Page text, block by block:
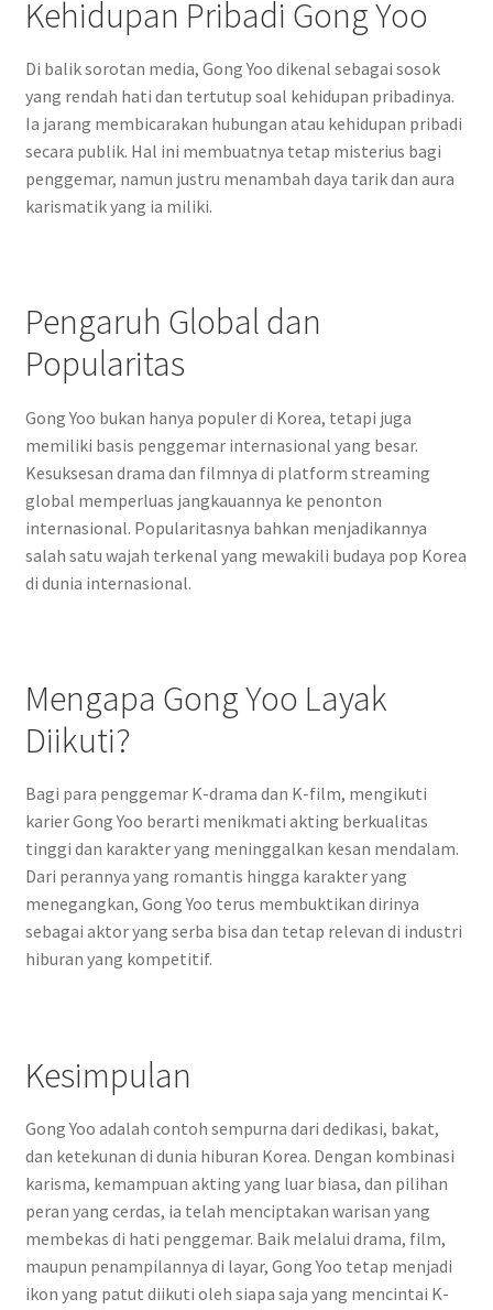
Kehidupan Pribadi Gong Yoo
Di balik sorotan media, Gong Yoo dikenal sebagai sosok
yang rendah hati dan tertutup soal kehidupan pribadinya.
Ia jarang membicarakan hubungan atau kehidupan pribadi
secara publik. Hal ini membuatnya tetap misterius bagi
penggemar, namun justru menambah daya tarik dan aura
karismatik yang ia miliki.
Pengaruh Global dan
Popularitas
Gong Yoo bukan hanya populer di Korea, tetapi juga
memiliki basis penggemar internasional yang besar.
Kesuksesan drama dan filmnya di platform streaming
global memperluas jangkauannya ke penonton
internasional. Popularitasnya bahkan menjadikannya
salah satu wajah terkenal yang mewakili budaya pop Korea
di dunia internasional.
Mengapa Gong Yoo Layak
Diikuti?
Bagi para penggemar K-drama dan K-film, mengikuti
karier Gong Yoo berarti menikmati akting berkualitas
tinggi dan karakter yang meninggalkan kesan mendalam.
Dari perannya yang romantis hingga karakter yang
menegangkan, Gong Yoo terus membuktikan dirinya
sebagai aktor yang serba bisa dan tetap relevan di industri
hiburan yang kompetitif.
Kesimpulan
Gong Yoo adalah contoh sempurna dari dedikasi, bakat,
dan ketekunan di dunia hiburan Korea. Dengan kombinasi
karisma, kemampuan akting yang luar biasa, dan pilihan
peran yang cerdas, ia telah menciptakan warisan yang
membekas di hati penggemar. Baik melalui drama, film,
maupun penampilannya di layar, Gong Yoo tetap menjadi
ikon yang patut diikuti oleh siapa saja yang mencintai K-